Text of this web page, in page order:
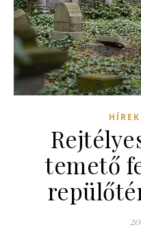
HÍREK
temető